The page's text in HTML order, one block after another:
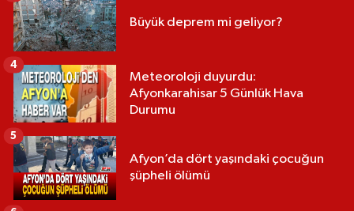
Büyük deprem mi geliyor?
Meteoroloji duyurdu:
Afyonkarahisar 5 Günlük Hava
Durumu
4
Afyon’da dört yaşındaki çocuğun
şüpheli ölümü
5